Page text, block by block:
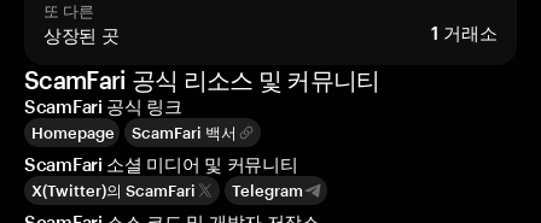
또 다른
상장된 곳 1 거래소
ScamFari 공식 리소스 및 커뮤니티
ScamFari 공식 링크
Homepage ScamFari 백서
ScamFari 소셜 미디어 및 커뮤니티
X(Twitter)의 ScamFari Telegram